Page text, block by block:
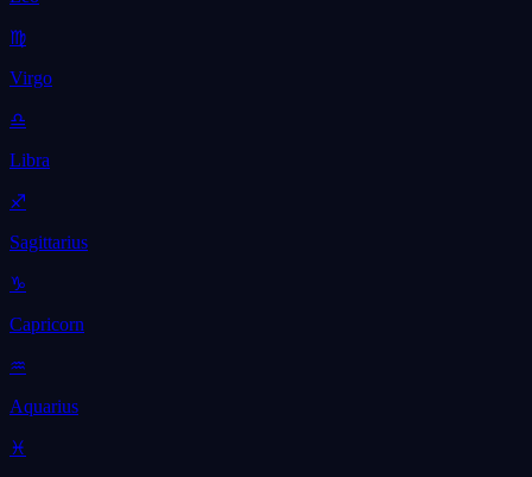
♍
Virgo
♎
Libra
♐
Sagittarius
♑
Capricorn
♒
Aquarius
♓